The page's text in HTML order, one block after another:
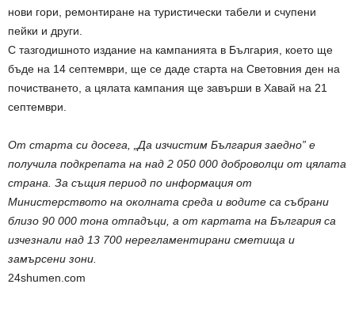
нови гори, ремонтиране на туристически табели и счупени
пейки и други.
С тазгодишното издание на кампанията в България, което ще
бъде на 14 септември, ще се даде старта на Световния ден на
почистването, а цялата кампания ще завърши в Хавай на 21
септември.
От старта си досега, „Да изчистим България заедно” е
получила подкрепата на над 2 050 000 доброволци от цялата
страна. За същия период по информация от
Министерството на околната среда и водите са събрани
близо 90 000 тона отпадъци, а от картата на България са
изчезнали над 13 700 нерегламентирани сметища и
замърсени зони.
24shumen.com